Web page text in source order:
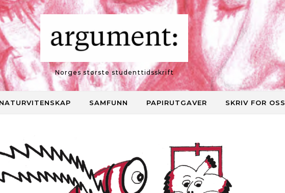
Norges største studenttidsskrift
SAMFUNN PAPIRUTGAVER SKRIV FOR OSS